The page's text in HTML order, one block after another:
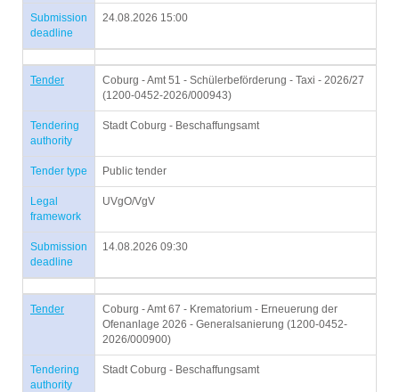
Submission
deadline
24.08.2026 15:00
Tender
Coburg - Amt 51 - Schülerbeförderung - Taxi - 2026/27
(1200-0452-2026/000943)
Tendering
authority
Stadt Coburg - Beschaffungsamt
Tender type Public tender
Legal
framework
UVgO/VgV
Submission
deadline
14.08.2026 09:30
Tender
Coburg - Amt 67 - Krematorium - Erneuerung der
Ofenanlage 2026 - Generalsanierung (1200-0452-
2026/000900)
Tendering
authority
Stadt Coburg - Beschaffungsamt